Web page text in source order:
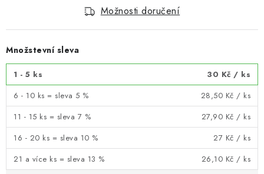
Možnosti doručení
Množstevní sleva
1 - 5 ks 30 Kč / ks
6 - 10 ks = sleva 5 %
28,50 Kč / ks
11 - 15 ks = sleva 7 %
27,90 Kč / ks
16 - 20 ks = sleva 10 %
27 Kč / ks
21 a více ks = sleva 13 %
26,10 Kč / ks